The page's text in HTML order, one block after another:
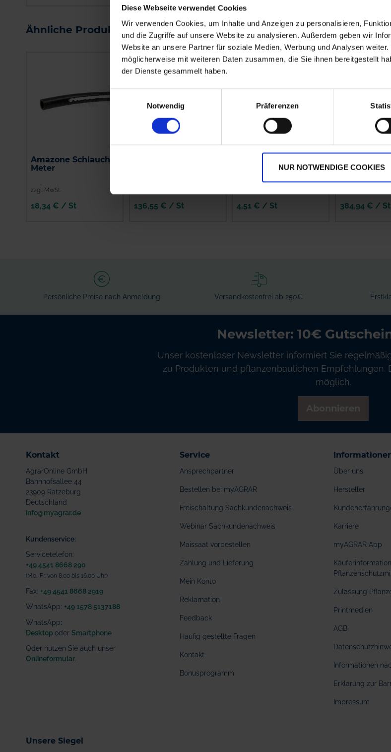
Diese Webseite verwendet Cookies
Wir verwenden Cookies, um Inhalte und Anzeigen zu personalisieren,
und die Zugriffe auf unsere Website zu analysieren. Außerdem geben wir
Website an unsere Partner für soziale Medien, Werbung und Analysen
möglicherweise mit weiteren Daten zusammen, die Sie ihnen bereitgestellt
der Dienste gesammelt haben.
Notwendig
Präferenzen
NUR NOTWENDIGE COOKIES
IN DEN
WARENKORB
Ähnliche Produkte
Amazone Schlauch, 1
Meter
zzgl. MwSt.
18,34 € / St 136,55 € / St
Spritzenschlauch
4,51 € / St
Filterhahn
384,94 € / St
Persönliche Preise nach Anmeldung Versandkostenfrei ab 250€
Newsletter: 10€
Unser kostenloser Newsletter informiert Sie
zu Produkten und pflanzenbaulichen Empfehlungen.
möglich.
Kontakt
AgrarOnline GmbH
Bahnhofsallee 44
23909 Ratzeburg
Deutschland
info@myagrar.de
Kundenservice:
Servicetelefon:
+49 4541 8668 290
(Mo.-Fr. von 8.00 bis 16.00 Uhr)
Fax: +49 4541 8668 2919
WhatsApp: +49 1578 5137188
WhatsApp:
Desktop oder Smartphone
Oder nutzen Sie auch unser
Onlineformular
Service
Ansprechpartner
Bestellen bei myAGRAR
Freischaltung Sachkundenachweis
Webinar Sachkundenachweis
Maissaat vorbestellen
Zahlung und Lieferung
Mein Konto
Reklamation
Feedback
Häufig gestellte Fragen
Kontakt
Bonusprogramm
Über uns
Hersteller
Karriere
myAGRAR App
Zulassung
Printmedien
AGB
Informationen
Erklärung zur
Impressum
Unsere Siegel